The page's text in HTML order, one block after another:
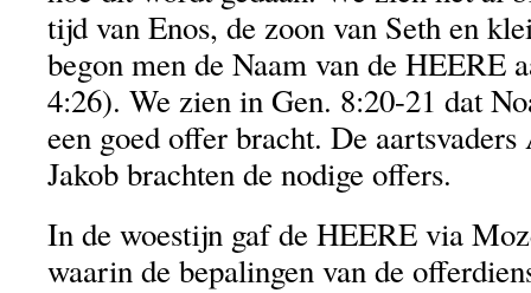
tijd van Enos, de zoon van Seth en
begon men de Naam van de HEERE
4:26). We zien in Gen. 8:20-21 dat
een goed offer bracht. De
Jakob brachten de nodige offers.
In de woestijn gaf de HEERE via
waarin de bepalingen van de